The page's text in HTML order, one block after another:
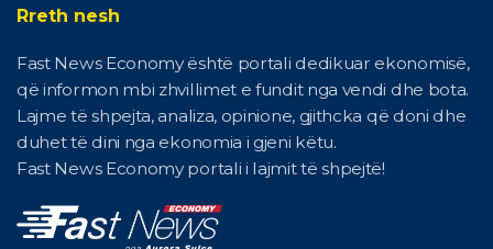
Rreth nesh
Fast News Economy është portali dedikuar ekonomisë,
që informon mbi zhvillimet e fundit nga vendi dhe bota.
Lajme të shpejta, analiza, opinione, gjithcka që doni dhe
duhet të dini nga ekonomia i gjeni këtu.
Fast News Economy portali i lajmit të shpejtë!